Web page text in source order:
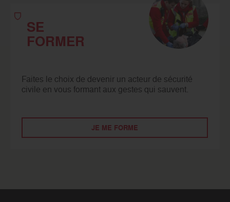
SE
FORMER
Faites le choix de devenir un acteur de sécurité
civile en vous formant aux gestes qui sauvent.
JE ME FORME